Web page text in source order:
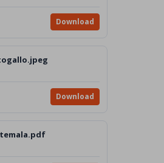
Download
Download